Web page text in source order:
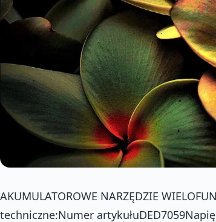
AKUMULATOROWE NARZĘDZIE
techniczne:Numer